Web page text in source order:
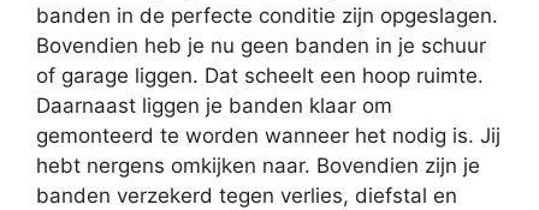
banden in de perfecte conditie zijn opgeslagen.
Bovendien heb je nu geen banden in je schuur
of garage liggen. Dat scheelt een hoop ruimte.
Daarnaast liggen je banden klaar om
gemonteerd te worden wanneer het nodig is. Jij
hebt nergens omkijken naar. Bovendien zijn je
banden verzekerd tegen verlies, diefstal en